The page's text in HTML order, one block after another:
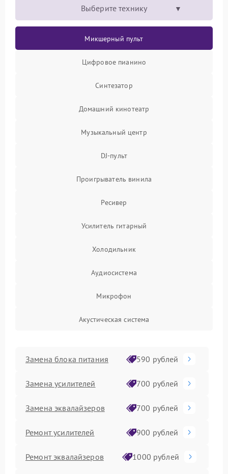
Выберите технику
Микшерный пульт
Цифровое пианино
Синтезатор
Домашний кинотеатр
Музыкальный центр
DJ-пульт
Проигрыватель винила
Ресивер
Усилитель гитарный
Холодильник
Аудиосистема
Микрофон
Акустическая система
Замена блока питания 590 рублей
Замена усилителей 700 рублей
Замена эквалайзеров 700 рублей
Ремонт усилителей 900 рублей
Ремонт эквалайзеров 1000 рублей